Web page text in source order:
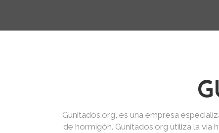
Gunitados.org, es una empresa
de hormigón. Gunitados.org utiliza la vía